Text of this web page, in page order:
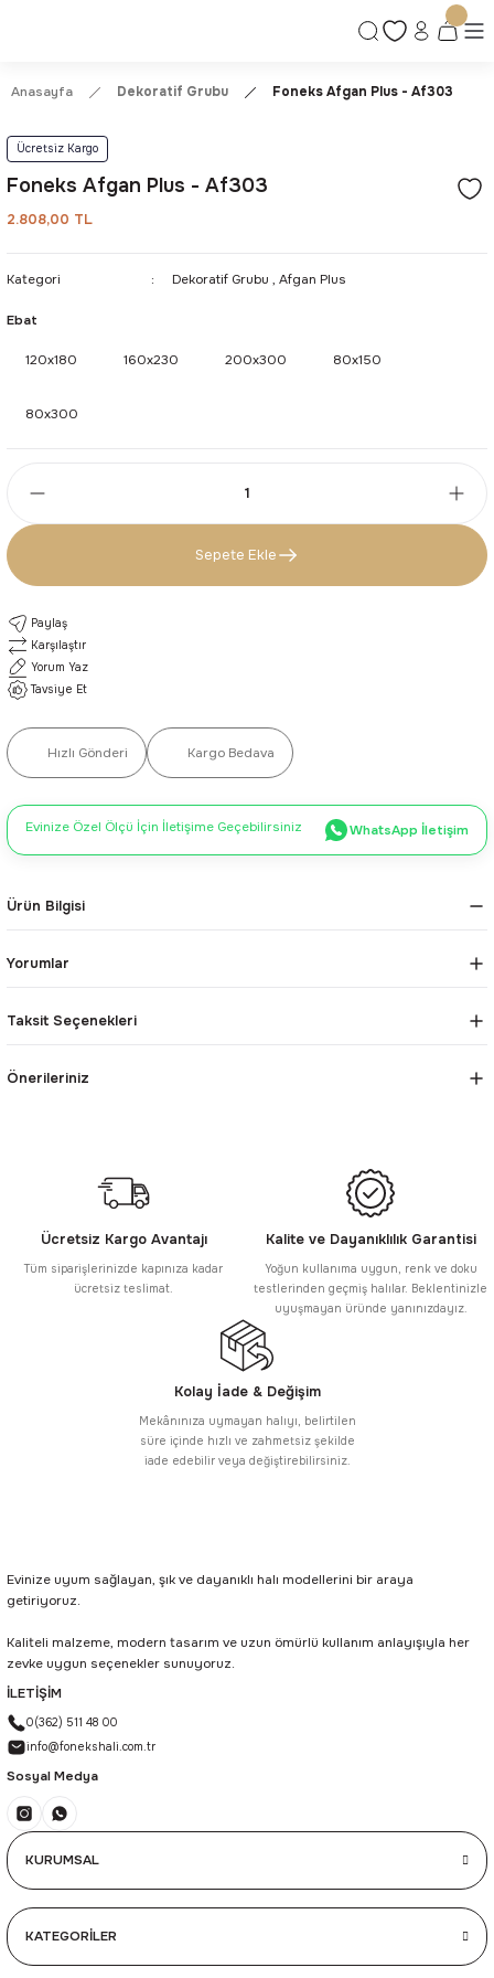
Güvenli Alışveriş Deneyimi
Anasayfa Dekoratif Grubu Foneks Afgan Plus - Af303
Ücretsiz Kargo
Foneks Afgan Plus - Af303
2.808,00 TL
Kategori Dekoratif Grubu , Afgan Plus
Ebat
120x180 160x230 200x300 80x150
80x300
Sepete Ekle
Paylaş
Karşılaştır
Yorum Yaz
Tavsiye Et
Hızlı Gönderi Kargo Bedava
Evinize Özel Ölçü İçin İletişime Geçebilirsiniz WhatsApp İletişim
Ürün Bilgisi
Yorumlar
Taksit Seçenekleri
Önerileriniz
Ücretsiz Kargo Avantajı
Tüm siparişlerinizde kapınıza kadar
ücretsiz teslimat.
Kalite ve Dayanıklılık Garantisi
Yoğun kullanıma uygun, renk ve doku
testlerinden geçmiş halılar. Beklentinizle
uyuşmayan üründe yanınızdayız.
Kolay İade & Değişim
Mekânınıza uymayan halıyı, belirtilen
süre içinde hızlı ve zahmetsiz şekilde
iade edebilir veya değiştirebilirsiniz.
Evinize uyum sağlayan, şık ve dayanıklı halı modellerini bir araya
getiriyoruz.
Kaliteli malzeme, modern tasarım ve uzun ömürlü kullanım anlayışıyla her
zevke uygun seçenekler sunuyoruz.
İLETİŞİM
0(362) 511 48 00
info@fonekshali.com.tr
Sosyal Medya
KURUMSAL
KATEGORİLER